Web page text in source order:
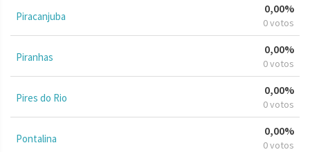
Piracanjuba
0,00%
0 votos
Piranhas
0,00%
0 votos
Pires do Rio
0,00%
0 votos
Pontalina
0,00%
0 votos